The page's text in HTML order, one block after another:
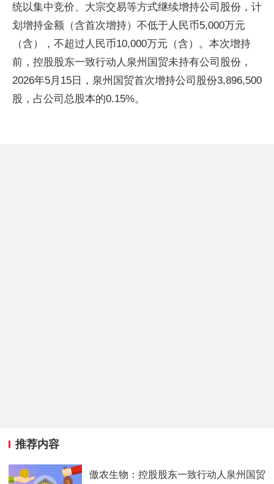
统以集中竞价、大宗交易等方式继续增持公司股份，计
划增持金额（含首次增持）不低于人民币5,000万元
（含），不超过人民币10,000万元（含）。本次增持
前，控股股东一致行动人泉州国贸未持有公司股份，
2026年5月15日，泉州国贸首次增持公司股份3,896,500
股，占公司总股本的0.15%。
推荐内容
傲农生物：控股股东一致行动人泉州国贸